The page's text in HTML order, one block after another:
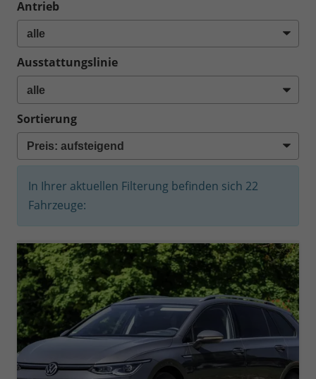
Antrieb
Ausstattungslinie
Sortierung
In Ihrer aktuellen Filterung befinden sich 22
Fahrzeuge: